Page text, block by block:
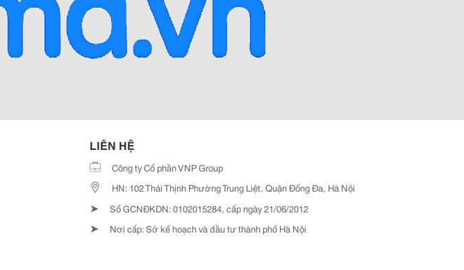
LIÊN HỆ
Công ty Cổ phần VNP Group
HN: 102 Thái Thịnh Phường Trung Liệt, Quận Đống Đa, Hà Nội
➤ Số GCNĐKDN: 0102015284, cấp ngày 21/06/2012
➤ Nơi cấp: Sở kế hoạch và đầu tư thành phố Hà Nội